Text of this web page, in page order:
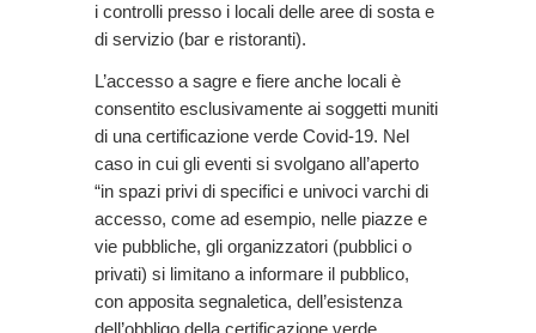
i controlli presso i locali delle aree di sosta e
di servizio (bar e ristoranti).
L’accesso a sagre e fiere anche locali è
consentito esclusivamente ai soggetti muniti
di una certificazione verde Covid-19. Nel
caso in cui gli eventi si svolgano all’aperto
“in spazi privi di specifici e univoci varchi di
accesso, come ad esempio, nelle piazze e
vie pubbliche, gli organizzatori (pubblici o
privati) si limitano a informare il pubblico,
con apposita segnaletica, dell’esistenza
dell’obbligo della certificazione verde